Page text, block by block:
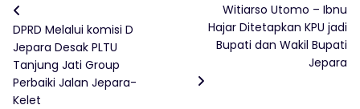
DPRD Melalui komisi D
Jepara Desak PLTU
Tanjung Jati Group
Perbaiki Jalan Jepara-
Kelet
Witiarso Utomo – Ibnu
Hajar Ditetapkan KPU jadi
Bupati dan Wakil Bupati
Jepara